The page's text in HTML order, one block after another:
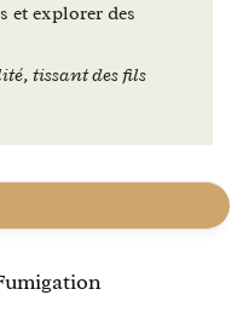
et explorer des
tissant des fils